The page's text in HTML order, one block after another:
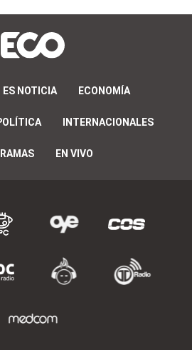
ES NOTICIA ECONOMÍA
INTERNACIONALES
EN VIVO